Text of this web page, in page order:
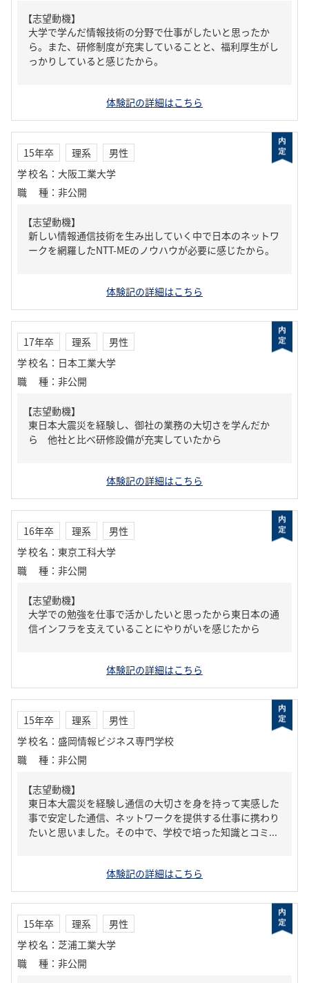
【志望動機】
大学で学んだ情報技術の分野で仕事がしたいと思ったか
ら。また、研修制度が充実していることと、福利厚生がし
っかりしていると感じたから。
体験記の詳細はこちら
15年卒 理系
男性
学校名 ： 大阪工業大学
職種 ： 非公開
【志望動機】
新しい情報通信技術を生み出していく中で日本のネットワ
ークを網羅したNTT-MEのノウハウが必要に感じたから。
体験記の詳細はこちら
17年卒 理系
男性
学校名 ： 日本工業大学
職種 ： 非公開
【志望動機】
東日本大震災を経験し、御社の業務の大切さを学んだか
ら 他社と比べ研修設備が充実していたから
体験記の詳細はこちら
16年卒 理系
男性
学校名 ： 東京工科大学
職種 ： 非公開
【志望動機】
大学での勉強を仕事で活かしたいと思ったから東日本の通
信インフラを支えていることにやりがいを感じたから
体験記の詳細はこちら
15年卒 理系
男性
学校名 ： 盛岡情報ビジネス専門学校
職種 ： 非公開
【志望動機】
東日本大震災を経験し通信の大切さを身を持って実感した
事で安定した通信、ネットワークを提供する仕事に携わり
たいと思いました。その中で、学校で培った知識とコミ...
体験記の詳細はこちら
15年卒 理系
男性
学校名 ： 芝浦工業大学
職種 ： 非公開